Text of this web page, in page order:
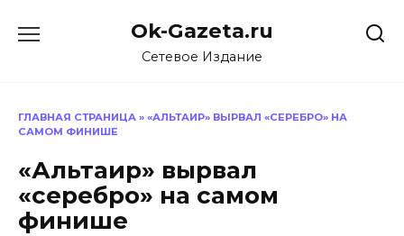
Ok-Gazeta.ru
Сетевое Издание
ГЛАВНАЯ СТРАНИЦА » «АЛЬТАИР» ВЫРВАЛ «СЕРЕБРО» НА
САМОМ ФИНИШЕ
«Альтаир» вырвал
«серебро» на самом
финише